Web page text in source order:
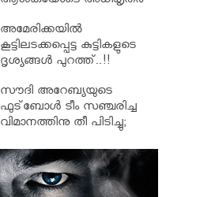
അമേരിക്കയിൽ
കൂട്ടിലടക്കപ്പെട്ട കുട്ടികളുടെ
ദൃശ്യങ്ങൾ പുറത്ത്..!!
നടപടിക്കെതിരെ പ്രതിഷേധം
ശക്തം
സൗദി അറേബ്യയുടെ
ഫുട്‌ബോള്‍ ടീം സഞ്ചരിച്ച
വിമാനത്തിനു തീ പിടിച്ചു;